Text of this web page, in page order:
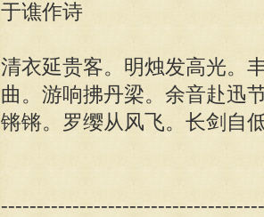
于谯作诗
清衣延贵客。明烛发高光。
曲。游响拂丹梁。余音赴迅
锵锵。罗缨从风飞。长剑自